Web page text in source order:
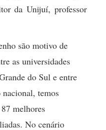
da Unijuí, professor
são motivo de
as universidades
do Sul e entre
temos
melhores
No cenário